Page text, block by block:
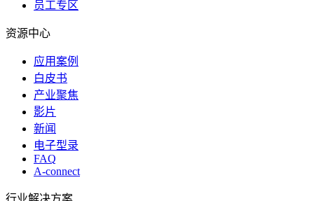
员工专区
资源中心
应用案例
白皮书
产业聚焦
影片
新闻
电子型录
FAQ
A-connect
行业解决方案